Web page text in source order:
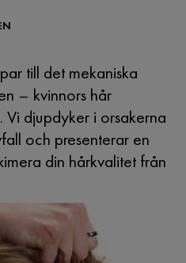
till det mekaniska
– kvinnors hår
Vi djupdyker i orsakerna
och presenterar en
din hårkvalitet från